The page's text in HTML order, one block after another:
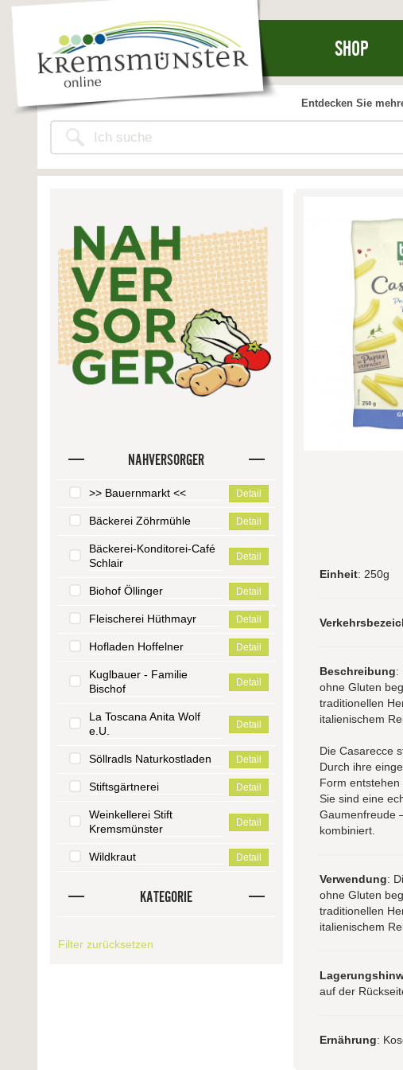
SHOP
Entdecken Sie
NAHVERSORGER
>> Bauernmarkt << Detail
Bäckerei Zöhrmühle Detail
Bäckerei-Konditorei-Café
Schlair
Detail
Biohof Öllinger Detail
Fleischerei Hüthmayr Detail
Hofladen Hoffelner Detail
Kuglbauer - Familie
Bischof
Detail
La Toscana Anita Wolf
e.U.
Detail
Söllradls Naturkostladen Detail
Stiftsgärtnerei Detail
Weinkellerei Stift
Kremsmünster
Detail
Wildkraut Detail
KATEGORIE
Filter zurücksetzen
Einheit: 250g
Beschreibung:
ohne Gluten
traditionellen
italienischem
Die Casarecce
Durch ihre
Form
Sie sind eine
Gaumenfreude
kombiniert.
Verwendung:
ohne Gluten
traditionellen
italienischem
auf der
Ernährung: